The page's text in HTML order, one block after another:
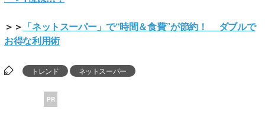
＞＞ 「ネットスーパー」で“時間＆食費”が節約！ ダブルで
お得な利用術
トレンド ネットスーパー
PR